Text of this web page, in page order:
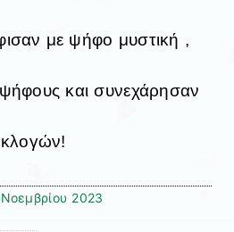
με ψήφο μυστική ,
και συνεχάρησαν
2023